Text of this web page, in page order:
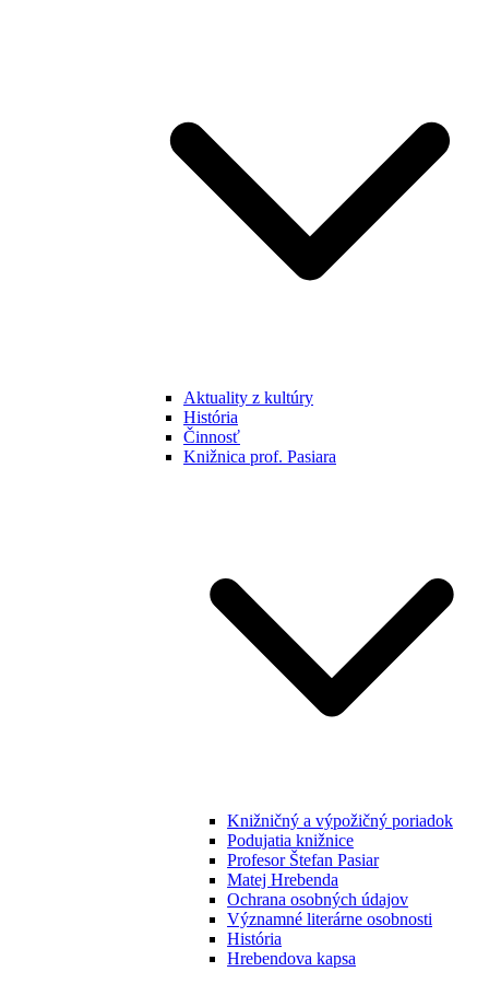
Aktuality z kultúry
História
Činnosť
Knižnica prof. Pasiara
Knižničný a výpožičný poriadok
Podujatia knižnice
Profesor Štefan Pasiar
Matej Hrebenda
Ochrana osobných údajov
Významné literárne osobnosti
História
Hrebendova kapsa